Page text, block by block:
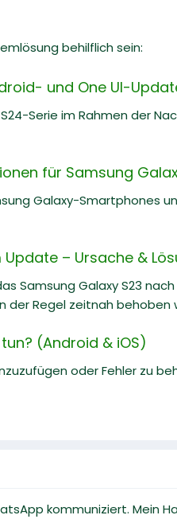
behilflich sein:
und One UI-
Serie im Rahmen der
für Samsung
Galaxy-Smartphones
– Ursache &
Samsung Galaxy S23
der Regel zeitnah behoben
(Android & iOS)
oder Fehler zu
kommuniziert. Mein